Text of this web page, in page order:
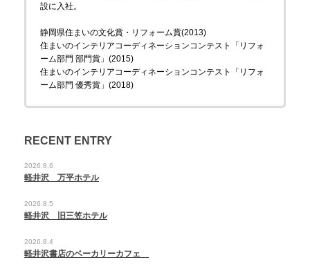
設に入社。
静岡県住まいの文化賞・リフォーム賞(2013)
住まいのインテリアコーディネーションコンテスト「リフォ
ーム部門 部門賞」(2015)
住まいのインテリアコーディネーションコンテスト「リフォ
ーム部門 優秀賞」(2018)
RECENT ENTRY
2026.8.6
軽井沢 万平ホテル
2026.8.5
軽井沢 旧三笠ホテル
2026.8.4
軽井沢書店のベーカリーカフェ